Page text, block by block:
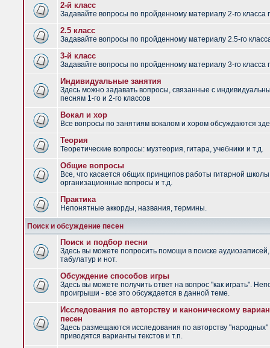
2-й класс
Задавайте вопросы по пройденному материалу 2-го класса
2.5 класс
Задавайте вопросы по пройденному материалу 2.5-го
3-й класс
Задавайте вопросы по пройденному материалу 3-го класса
Индивидуальные занятия
Здесь можно задавать вопросы, связанные с
песням 1-го и 2-го классов
Вокал и хор
Все вопросы по занятиям вокалом и хором обсуждаются
Теория
Теоретические вопросы: музтеория, гитара, учебники и т.д.
Общие вопросы
Все, что касается общих принципов работы гитарной
организационные вопросы и т.д.
Практика
Непонятные аккорды, названия, термины.
Поиск и обсуждение песен
Поиск и подбор песни
Здесь вы можете попросить помощи в поиске аудиозаписей,
табулатур и нот.
Обсуждение способов игры
Здесь вы можете получить ответ на вопрос "как играть".
проигрыши - все это обсуждается в данной теме.
Исследования по авторству и каноническому
песен
Здесь размещаются исследования по авторству "народных"
приводятся варианты текстов и т.п.